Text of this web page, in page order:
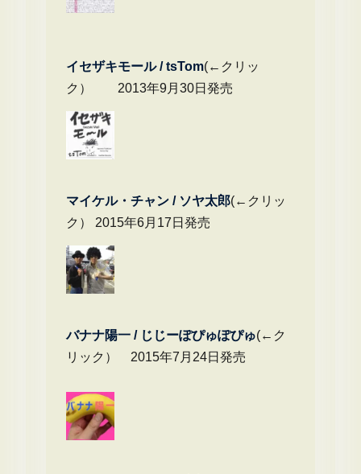
イセザキモール / tsTom(←クリッ
ク） 2013年9月30日発売
マイケル・チャ ン / ソヤ太郎(←クリッ
ク） 2015年6月17日発売
バナナ陽一 / じじーぽぴゅぽぴゅ(←ク
リック） 2015年7月24日発売